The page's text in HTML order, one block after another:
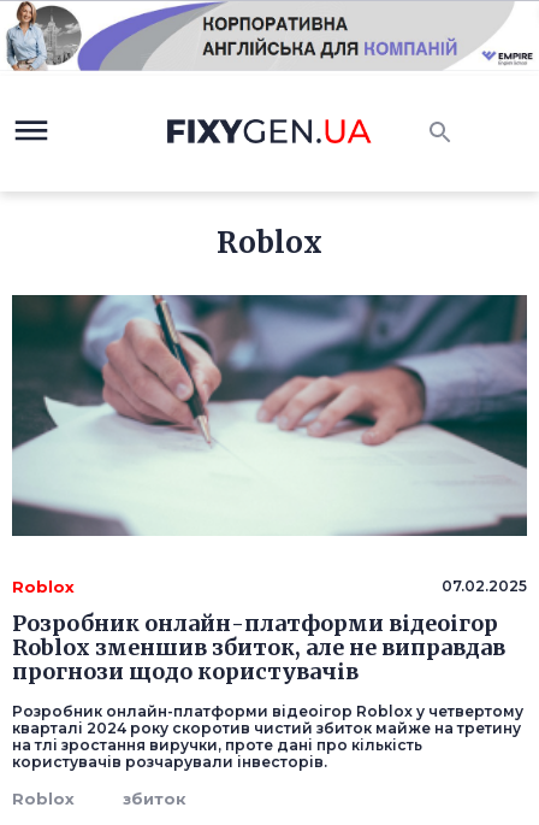
Roblox
Roblox 07.02.2025
Розробник онлайн-платформи відеоігор
Roblox зменшив збиток, але не виправдав
прогнози щодо користувачів
Розробник онлайн-платформи відеоігор Roblox у четвертому
кварталі 2024 року скоротив чистий збиток майже на третину
на тлі зростання виручки, проте дані про кількість
користувачів розчарували інвесторів.
Roblox збиток